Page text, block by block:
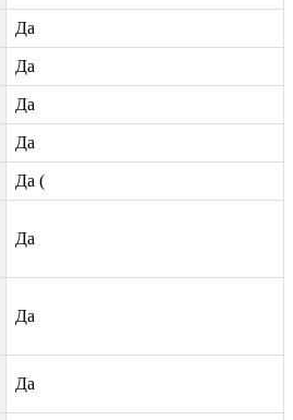
Да
Да
Да
Да
Да (
Да
Да
Да